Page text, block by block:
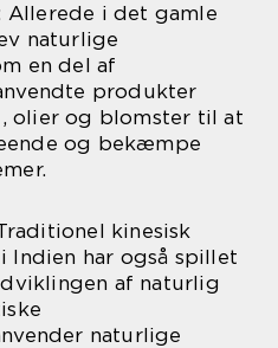
Allerede i det gamle
naturlige
en del af
produkter
olier og blomster til at
og bekæmpe
kinesisk
Indien har også spillet
af naturlig
naturlige